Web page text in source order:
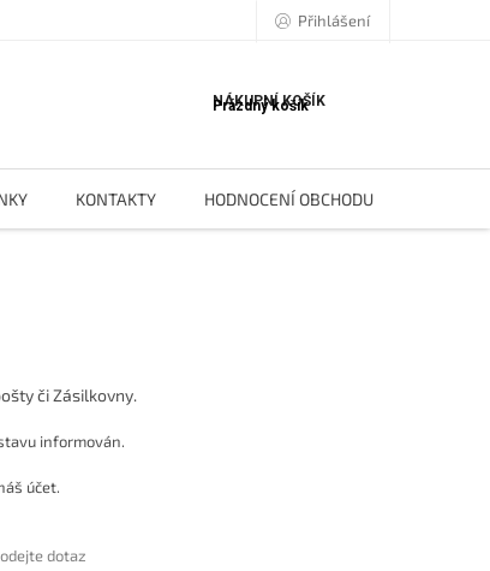
Přihlášení
NÁKUPNÍ KOŠÍK
Prázdný košík
KONTAKTY HODNOCENÍ OBCHODU
či Zásilkovny.
informován.
účet.
dotaz